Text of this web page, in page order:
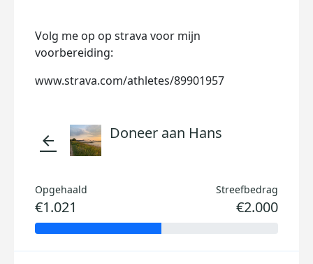
Volg me op op strava voor mijn
voorbereiding:
www.strava.com/athletes/89901957
arrow_back Doneer aan Hans
Opgehaald
€1.021
Streefbedrag
€2.000